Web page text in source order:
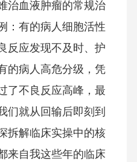
治血液肿瘤的常规治
：有的病人细胞活性
反应发现不及时、护
的病人高危分级，凭
了不良反应高峰，最
们就从回输后即刻到
拆解临床实操中的核
来自我这些年的临床